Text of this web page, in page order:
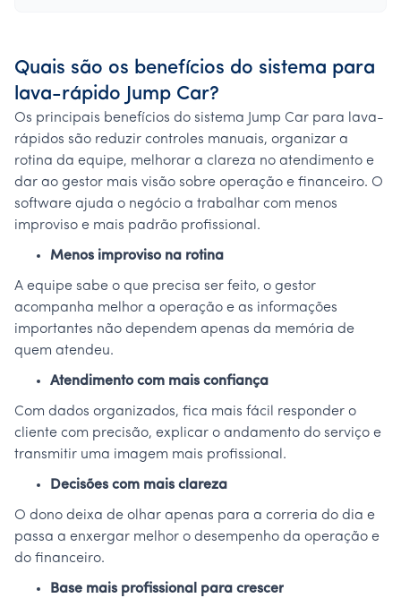
Quais são os benefícios do sistema para
lava-rápido Jump Car?
Os principais benefícios do sistema Jump Car para lava-
rápidos são reduzir controles manuais, organizar a
rotina da equipe, melhorar a clareza no atendimento e
dar ao gestor mais visão sobre operação e financeiro. O
software ajuda o negócio a trabalhar com menos
improviso e mais padrão profissional.
Menos improviso na rotina
A equipe sabe o que precisa ser feito, o gestor
acompanha melhor a operação e as informações
importantes não dependem apenas da memória de
quem atendeu.
Atendimento com mais confiança
Com dados organizados, fica mais fácil responder o
cliente com precisão, explicar o andamento do serviço e
transmitir uma imagem mais profissional.
Decisões com mais clareza
O dono deixa de olhar apenas para a correria do dia e
passa a enxergar melhor o desempenho da operação e
do financeiro.
Base mais profissional para crescer